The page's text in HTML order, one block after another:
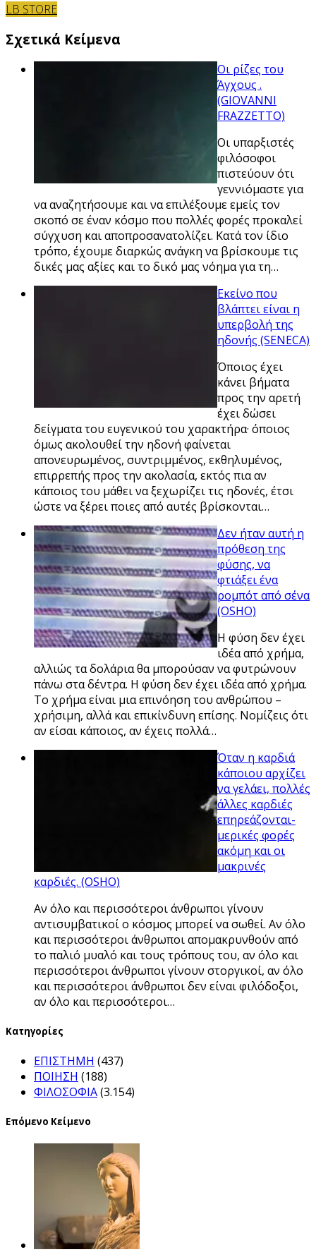
LB STORE
Σχετικά Κείμενα
Οι ρίζες του
Άγχους .
(GIOVANNI
FRAZZETTO)
Οι υπαρξιστές
φιλόσοφοι
πιστεύουν ότι
γεννιόμαστε για
να αναζητήσουμε και να επιλέξουμε εμείς τον
σκοπό σε έναν κόσμο που πολλές φορές προκαλεί
σύγχυση και αποπροσανατολίζει. Κατά τον ίδιο
τρόπο, έχουμε διαρκώς ανάγκη να βρίσκουμε τις
δικές μας αξίες και το δικό μας νόημα για τη…
Εκείνο που
βλάπτει είναι η
υπερβολή της
ηδονής (SENECA)
Όποιος έχει
κάνει βήματα
προς την αρετή
έχει δώσει
δείγματα του ευγενικού του χαρακτήρα· όποιος
όμως ακολουθεί την ηδονή φαίνεται
απονευρωμένος, συντριμμένος, εκθηλυμένος,
επιρρεπής προς την ακολασία, εκτός πια αν
κάποιος του μάθει να ξεχωρίζει τις ηδονές, έτσι
ώστε να ξέρει ποιες από αυτές βρίσκονται…
Δεν ήταν αυτή η
πρόθεση της
φύσης, να
φτιάξει ένα
ρομπότ από σένα
(OSHO)
Η φύση δεν έχει
ιδέα από χρήμα,
αλλιώς τα δολάρια θα μπορούσαν να φυτρώνουν
πάνω στα δέντρα. Η φύση δεν έχει ιδέα από χρήμα.
Το χρήμα είναι μια επινόηση του ανθρώπου –
χρήσιμη, αλλά και επικίνδυνη επίσης. Νομίζεις ότι
αν είσαι κάποιος, αν έχεις πολλά…
Όταν η καρδιά
κάποιου αρχίζει
να γελάει, πολλές
άλλες καρδιές
επηρεάζονται-
μερικές φορές
ακόμη και οι
μακρινές
καρδιές. (OSHO)
Αν όλο και περισσότεροι άνθρωποι γίνουν
αντισυμβατικοί ο κόσμος μπορεί να σωθεί. Αν όλο
και περισσότεροι άνθρωποι απομακρυνθούν από
το παλιό μυαλό και τους τρόπους του, αν όλο και
περισσότεροι άνθρωποι γίνουν στοργικοί, αν όλο
και περισσότεροι άνθρωποι δεν είναι φιλόδοξοι,
αν όλο και περισσότεροι…
Kατηγορίες
ΕΠΙΣΤΗΜΗ (437)
ΠΟΙΗΣΗ (188)
ΦΙΛΟΣΟΦΙΑ(3.154)
Επόμενο Κείμενο